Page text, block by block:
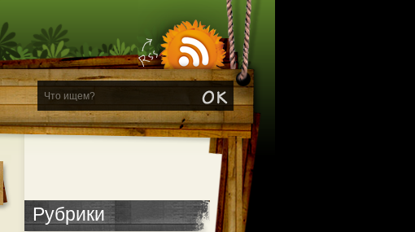
Рубрики